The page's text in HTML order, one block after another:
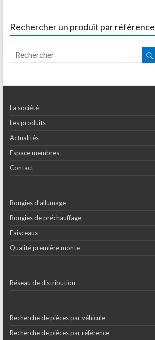
Rechercher un produit par référence
La société
Les produits
Actualités
Espace membres
Contact
Bougies d’allumage
Bougies de préchauffage
Faisceaux
Qualité première monte
Réseau de distribution
Recherche de pièces par véhicule
Recherche de pièces par référence